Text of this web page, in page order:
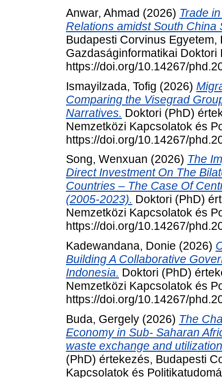
Anwar, Ahmad (2026) Trade
Relations amidst South China
Budapesti Corvinus Egyetem,
Gazdaságinformatikai Doktori
https://doi.org/10.14267/
Ismayilzada, Tofig (2026)
Comparing the Visegrad
Narratives. Doktori (PhD)
Nemzetközi Kapcsolatok és
https://doi.org/10.14267/
Song, Wenxuan (2026) The
Direct Investment On The
Countries – The Case Of
(2005-2023). Doktori (PhD)
Nemzetközi Kapcsolatok és
https://doi.org/10.14267/
Kadewandana, Donie (2026)
Building A Collaborative
Indonesia. Doktori (PhD)
Nemzetközi Kapcsolatok és
https://doi.org/10.14267/
Buda, Gergely (2026) The
Economy in Sub- Saharan
waste exchange and
(PhD) értekezés, Budapesti
Kapcsolatok és